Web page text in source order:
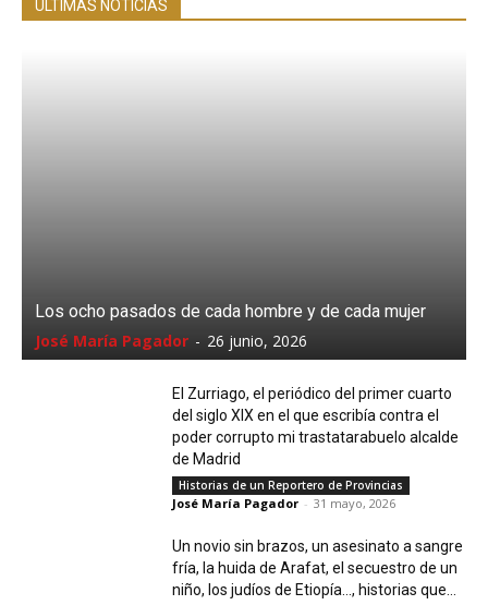
ÚLTIMAS NOTICIAS
Los ocho pasados de cada hombre y de cada mujer
José María Pagador - 26 junio, 2026
El Zurriago, el periódico del primer cuarto
del siglo XIX en el que escribía contra el
poder corrupto mi trastatarabuelo alcalde
de Madrid
Historias de un Reportero de Provincias
José María Pagador - 31 mayo, 2026
Un novio sin brazos, un asesinato a sangre
fría, la huida de Arafat, el secuestro de un
niño, los judíos de Etiopía…, historias que...